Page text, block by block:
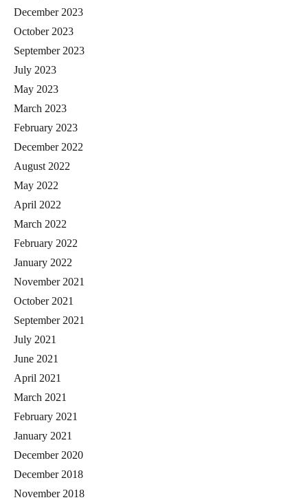
December 2023
October 2023
September 2023
July 2023
May 2023
March 2023
February 2023
December 2022
August 2022
May 2022
April 2022
March 2022
February 2022
January 2022
November 2021
October 2021
September 2021
July 2021
June 2021
April 2021
March 2021
February 2021
January 2021
December 2020
December 2018
November 2018